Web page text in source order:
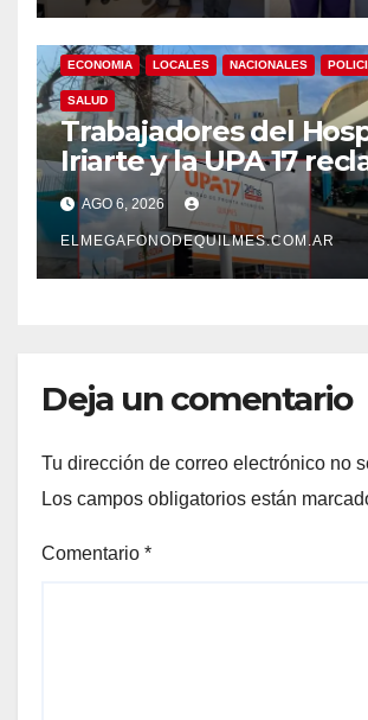
ECONOMIA LOCALES NACIONALES
SALUD
Trabajadores del
Iriarte y la UPA 17
pase a planta de
mejoras laborales
AGO 6, 2026
ELMEGAFONODEQUILMES.COM.AR
Deja un comentario
Tu dirección de correo electrónico no
Los campos obligatorios están
Comentario *